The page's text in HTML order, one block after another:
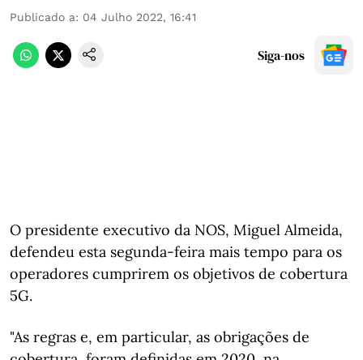
Publicado a: 04 Julho 2022, 16:41
Siga-nos
O presidente executivo da NOS, Miguel Almeida,
defendeu esta segunda-feira mais tempo para os
operadores cumprirem os objetivos de cobertura
5G.
"As regras e, em particular, as obrigações de